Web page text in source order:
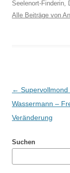
Seelenort-Finderin,
Alle Beiträge von
← Supervollmond
Wassermann –
Veränderung
Suchen